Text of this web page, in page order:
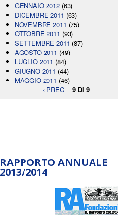
GENNAIO 2012 (63)
DICEMBRE 2011 (63)
NOVEMBRE 2011 (75)
OTTOBRE 2011 (93)
SETTEMBRE 2011 (87)
AGOSTO 2011 (49)
LUGLIO 2011 (84)
GIUGNO 2011 (44)
MAGGIO 2011 (46)
‹ PREC
9 DI 9
RAPPORTO ANNUALE
2013/2014